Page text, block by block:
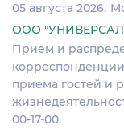
05 августа 2026
ООО
Прием и
приема гостей и
00-17-00.